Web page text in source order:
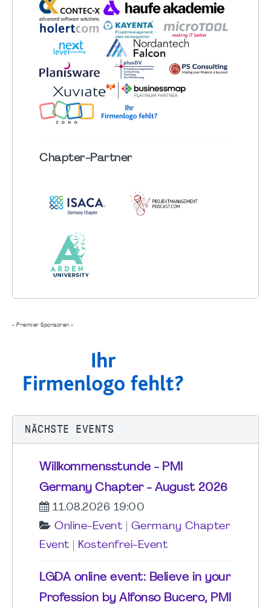
Chapter-Partner
- Premier Sponsoren -
NÄCHSTE EVENTS
Willkommensstunde - PMI
Germany Chapter - August 2026
11.08.2026 19:00
Online-Event
Germany Chapter
Event
Kostenfrei-Event
LGDA online event: Believe in your
Profession by Alfonso Bucero, PMI